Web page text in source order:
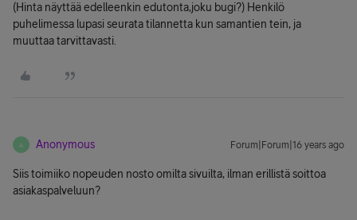
(Hinta näyttää edelleenkin edutonta,joku bugi?) Henkilö
puhelimessa lupasi seurata tilannetta kun samantien tein, ja
muuttaa tarvittavasti.
A Anonymous Forum|Forum|16 years ago
Siis toimiiko nopeuden nosto omilta sivuilta, ilman erillistä soittoa
asiakaspalveluun?